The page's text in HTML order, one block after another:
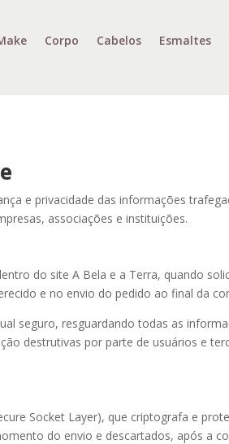
Corpo Cabelos Esmaltes
e privacidade das informações
associações e instituições.
do site A Bela e a Terra, quando
e no envio do pedido ao final da
seguro, resguardando todas as
destrutivas por parte de usuários e
Socket Layer), que criptografa e
do envio e descartados, após a